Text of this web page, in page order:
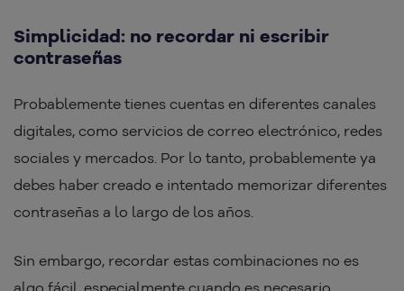
Simplicidad: no recordar ni escribir
contraseñas
Probablemente tienes cuentas en diferentes canales
digitales, como servicios de correo electrónico, redes
sociales y mercados. Por lo tanto, probablemente ya
debes haber creado e intentado memorizar diferentes
contraseñas a lo largo de los años.
Sin embargo, recordar estas combinaciones no es